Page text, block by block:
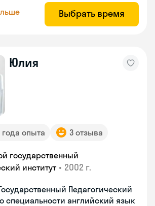
Выбрать время
Юлия
года опыта 3 отзыва
государственный
институт • 2002 г.
Педагогический
специальности английский язык